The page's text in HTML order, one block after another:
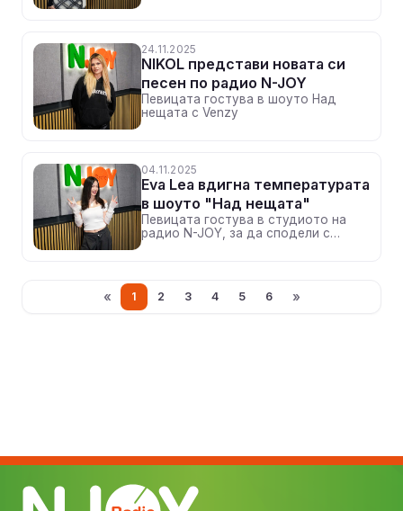
24.11.2025
NIKOL представи новата си
песен по радио N-JOY
Певицата гостува в шоуто Над
нещата с Venzy
04.11.2025
Eva Lea вдигна температурата
в шоуто "Над нещата"
Певицата гостува в студиото на
радио N-JOY, за да сподели с
« 1 2 3 4 5 6 »